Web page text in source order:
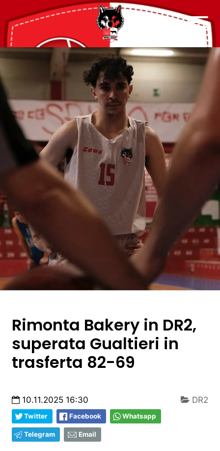
Rimonta Bakery in DR2,
superata Gualtieri in
trasferta 82-69
10.11.2025 16:30 DR2
Twitter Facebook Whatsapp
Telegram Email